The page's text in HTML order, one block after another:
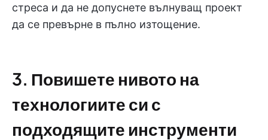
стреса и да не допуснете вълнуващ проект
да се превърне в пълно изтощение.
3. Повишете нивото на
технологиите си с
подходящите инструменти